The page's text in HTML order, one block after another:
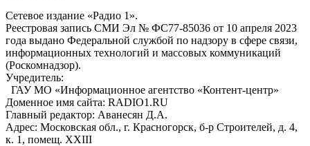
Сетевое издание «Радио 1».
Реестровая запись СМИ Эл № ФС77-85036 от 10 апреля 2023
года выдано Федеральной службой по надзору в сфере связи,
информационных технологий и массовых коммуникаций
(Роскомнадзор).
Учредитель:
ГАУ МО «Информационное агентство «Контент-центр»
Доменное имя сайта: RADIO1.RU
Главный редактор: Аванесян Д.А.
Адрес: Московская обл., г. Красногорск, б-р Строителей, д. 4,
к. 1, помещ. XXIII